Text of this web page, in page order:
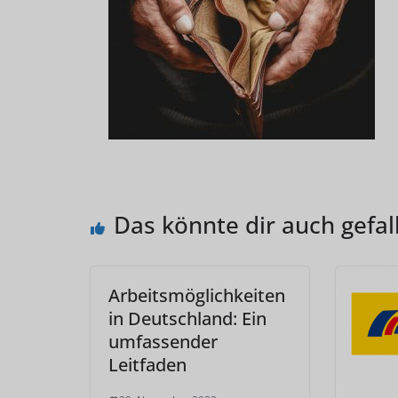
Das könnte dir auch
Arbeitsmöglichkeiten
in Deutschland: Ein
umfassender
Leitfaden